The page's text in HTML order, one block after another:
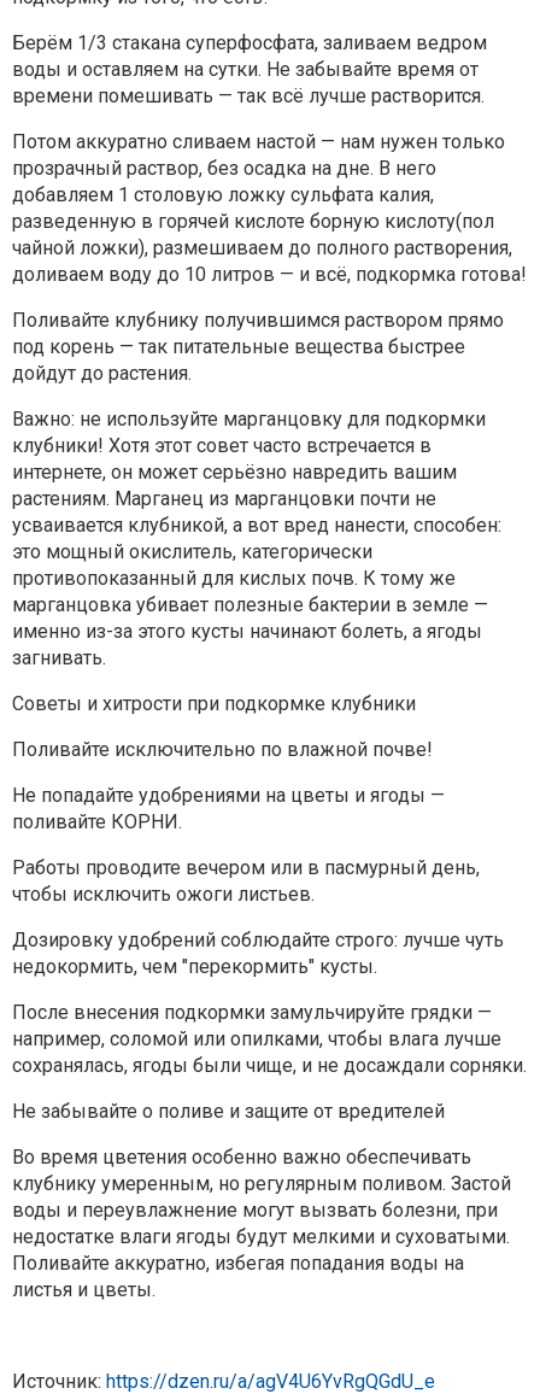
Берём 1/3​ стакана суперфосфата, заливаем ведром
воды и оставляем на сутки. Не забывайте время от
времени помешивать — так всё лучше растворится.
Потом аккуратно сливаем настой — нам нужен только
прозрачный раствор, без осадка на дне. В него
добавляем 1 столовую ложку сульфата калия,
разведенную в горячей кислоте борную кислоту(пол
чайной ложки), размешиваем до полного растворения,
доливаем воду до 10 литров — и всё, подкормка готова!
Поливайте клубнику получившимся раствором прямо
под корень — так питательные вещества быстрее
дойдут до растения.
Важно: не используйте марганцовку для подкормки
клубники! Хотя этот совет часто встречается в
интернете, он может серьёзно навредить вашим
растениям. Марганец из марганцовки почти не
усваивается клубникой, а вот вред нанести, способен:
это мощный окислитель, категорически
противопоказанный для кислых почв. К тому же
марганцовка убивает полезные бактерии в земле —
именно из-за этого кусты начинают болеть, а ягоды
загнивать.
Советы и хитрости при подкормке клубники
Поливайте исключительно по влажной почве!
Не попадайте удобрениями на цветы и ягоды —
поливайте КОРНИ.
Работы проводите вечером или в пасмурный день,
чтобы исключить ожоги листьев.
Дозировку удобрений соблюдайте строго: лучше чуть
недокормить, чем "перекормить" кусты.
После внесения подкормки замульчируйте грядки —
например, соломой или опилками, чтобы влага лучше
сохранялась, ягоды были чище, и не досаждали сорняки.
Не забывайте о поливе и защите от вредителей
Во время цветения особенно важно обеспечивать
клубнику умеренным, но регулярным поливом. Застой
воды и переувлажнение могут вызвать болезни, при
недостатке влаги ягоды будут мелкими и суховатыми.
Поливайте аккуратно, избегая попадания воды на
листья и цветы.
Источник: https://dzen.ru/a/agV4U6YvRgQGdU_e